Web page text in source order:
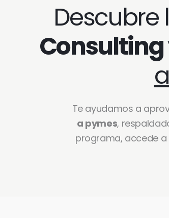
Consulting
Te ayudamos a
a pymes,
programa, accede